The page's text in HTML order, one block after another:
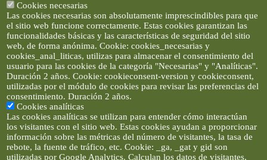
Cookies necesarias
Las cookies necesarias son absolutamente imprescindibles para que
el sitio web funcione correctamente. Estas cookies garantizan las
funcionalidades básicas y las características de seguridad del sitio
web, de forma anónima. Cookie: cookies_necesarias y
cookies_anal_liticas, utilizas para almacenar el consentimiento del
usuario para las cookies de la categoría "Necesarias" y "Analíticas".
Duración 2 años. Cookie: cookieconsent-version y cookieconsent,
utilizadas por el módulo de cookies para revisar las preferencias del
consentimiento. Duración 2 años.
Cookies analíticas
Las cookies analíticas se utilizan para entender cómo interactúan
los visitantes con el sitio web. Estas cookies ayudan a proporcionar
información sobre las métricas del número de visitantes, la tasa de
rebote, la fuente de tráfico, etc. Cookie: _ga, _gat y gid son
utilizadas por Google Analytics. Calculan los datos de visitantes,